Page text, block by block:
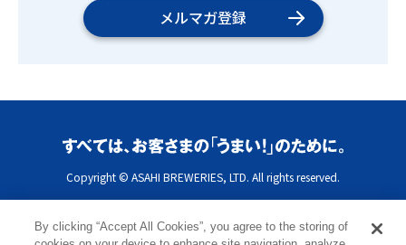
メルマガ登録
Copyright © ASAHI BREWERIES, LTD. All rights reserved.
By clicking “Accept All Cookies”, you agree to the storing of